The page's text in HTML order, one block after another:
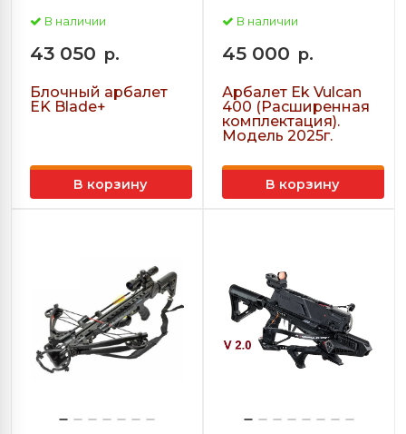
В наличии
43 050 р.
Блочный арбалет
EK Blade+
В корзину
В наличии
45 000 р.
Арбалет Ek Vulcan
400 (Расширенная
комплектация).
Модель 2025г.
В корзину